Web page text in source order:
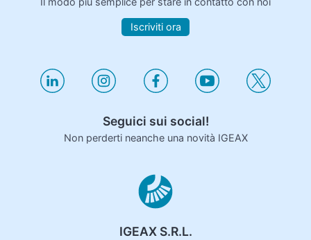
Iscriviti ora
Seguici sui social!
Non perderti neanche una novità IGEAX
IGEAX S.R.L.